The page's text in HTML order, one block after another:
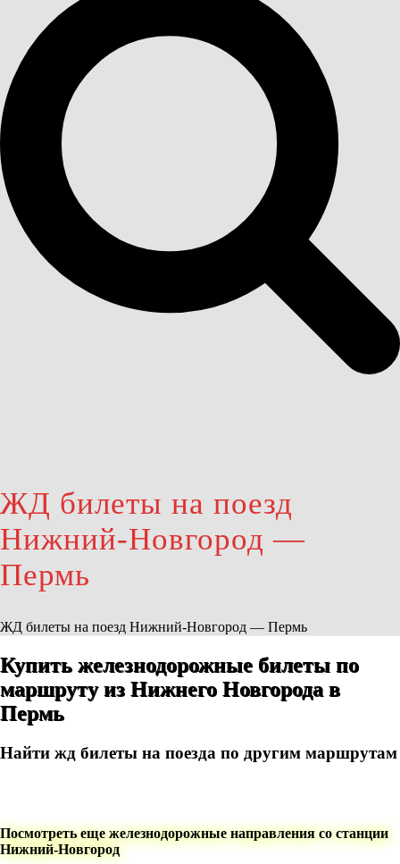
ЖД билеты на поезд
Нижний-Новгород —
Пермь
ЖД билеты на поезд Нижний-Новгород — Пермь
Купить железнодорожные билеты по
маршруту из Нижнего Новгорода в
Пермь
Найти жд билеты на поезда по другим маршрутам
Посмотреть еще железнодорожные направления со станции
Нижний-Новгород